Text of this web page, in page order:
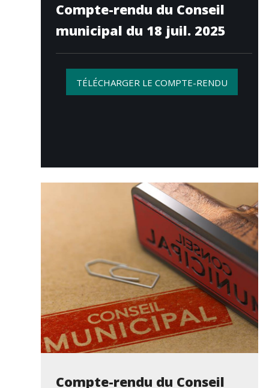
Compte-rendu du Conseil
municipal du 18 juil. 2025
TÉLÉCHARGER LE COMPTE-RENDU
Compte-rendu du Conseil